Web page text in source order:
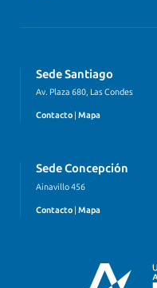
Sede Santiago
Av. Plaza 680, Las Condes
Contacto Mapa
Sede Concepción
Ainavillo 456
Contacto Mapa